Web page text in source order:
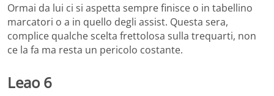
Ormai da lui ci si aspetta sempre finisce o in tabellino
marcatori o a in quello degli assist. Questa sera,
complice qualche scelta frettolosa sulla trequarti, non
ce la fa ma resta un pericolo costante.
Leao 6